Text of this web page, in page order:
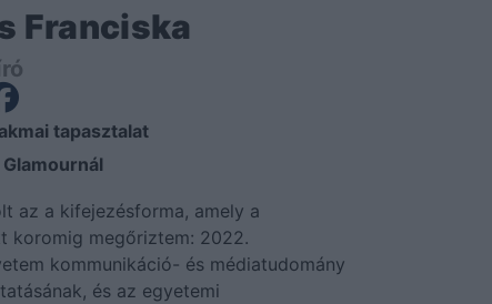
Franciska
tapasztalat
Glamournál
az a kifejezésforma, amely a
koromig megőriztem: 2022.
kommunikáció- és médiatudomány
és az egyetemi